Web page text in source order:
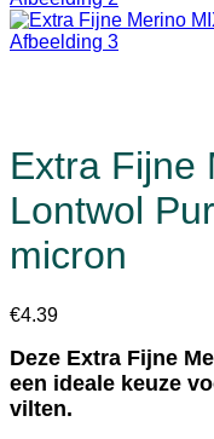
Extra Fijne
Lontwol
micron
€4.39
Deze Extra Fijne
een ideale keuze
vilten.